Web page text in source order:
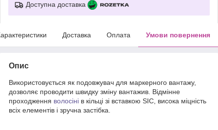
Доступна доставка
Доставка Оплата Умови повернення
Опис
Використовується як подовжувач для маркерного вантажу,
дозволяє проводити швидку зміну вантажив. Відмінне
проходження волосіні в кільці зі вставкою SIC, висока міцність
всіх елементів і зручна застібка.